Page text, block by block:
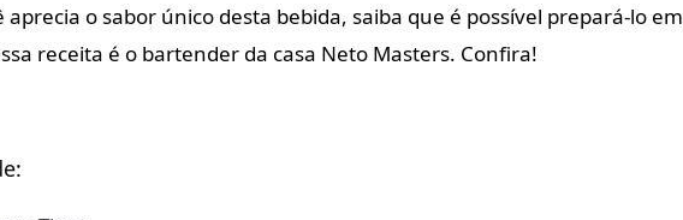
aprecia o sabor único desta bebida, saiba que é possível prepará-lo em
receita é o bartender da casa Neto Masters. Confira!